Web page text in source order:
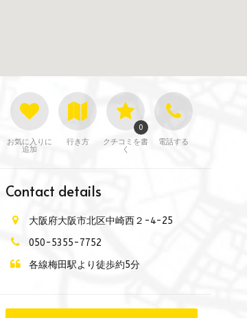
お気に入りに
追加
行き方
クチコミを書
く
0
電話する
Contact details
大阪府大阪市北区中崎西２-4-25
050-5355-7752
各線梅田駅より徒歩約5分